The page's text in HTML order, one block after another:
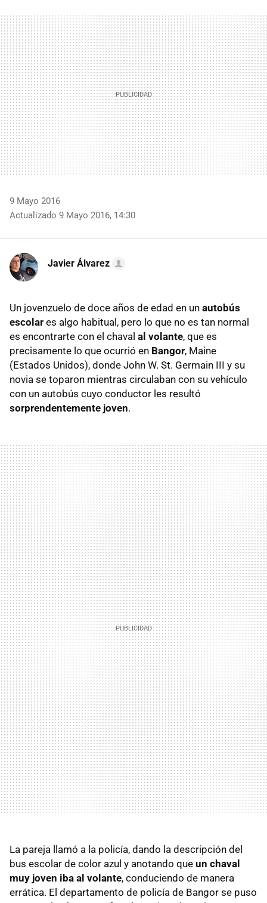
MAIL
9 Mayo 2016
Actualizado 9 Mayo 2016, 14:30
Javier Álvarez
Un jovenzuelo de doce años de edad en un autobús
escolar es algo habitual, pero lo que no es tan normal
es encontrarte con el chaval al volante, que es
precisamente lo que ocurrió en Bangor, Maine
(Estados Unidos), donde John W. St. Germain III y su
novia se toparon mientras circulaban con su vehículo
con un autobús cuyo conductor les resultó
sorprendentemente joven.
La pareja llamó a la policía, dando la descripción del
bus escolar de color azul y anotando que un chaval
muy joven iba al volante, conduciendo de manera
errática. El departamento de policía de Bangor se puso